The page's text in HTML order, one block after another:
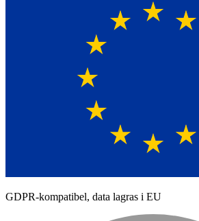
GDPR-kompatibel, data lagras i EU